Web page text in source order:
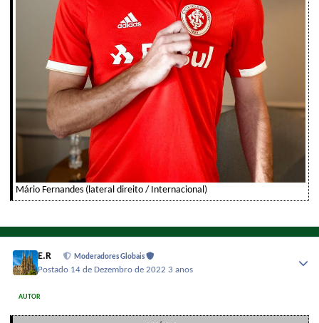
Mário Fernandes (lateral direito / Internacional)
E.R Moderadores Globais
Postado 14 de Dezembro de 2022 3 anos
AUTOR